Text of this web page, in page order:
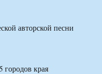
городов края